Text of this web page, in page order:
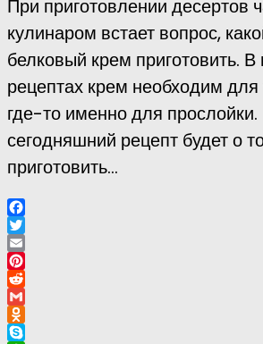
При приготовлении десертов
кулинаром встает вопрос,
белковый крем приготовить. В
рецептах крем необходим
где-то именно для
сегодняшний рецепт будет о
приготовить...
Facebook
Twitter
Email
Pinterest
Reddit
Gmail
Odnoklassniki